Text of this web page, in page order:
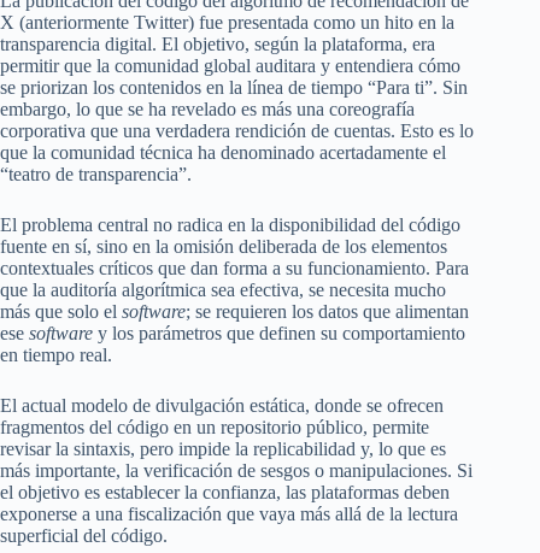
X (anteriormente Twitter) fue presentada como un hito en la
transparencia digital. El objetivo, según la plataforma, era
permitir que la comunidad global auditara y entendiera cómo
se priorizan los contenidos en la línea de tiempo “Para ti”. Sin
embargo, lo que se ha revelado es más una coreografía
corporativa que una verdadera rendición de cuentas. Esto es lo
que la comunidad técnica ha denominado acertadamente el
“teatro de transparencia”.
El problema central no radica en la disponibilidad del código
fuente en sí, sino en la omisión deliberada de los elementos
contextuales críticos que dan forma a su funcionamiento. Para
que la auditoría algorítmica sea efectiva, se necesita mucho
más que solo el software; se requieren los datos que alimentan
ese software y los parámetros que definen su comportamiento
en tiempo real.
El actual modelo de divulgación estática, donde se ofrecen
fragmentos del código en un repositorio público, permite
revisar la sintaxis, pero impide la replicabilidad y, lo que es
más importante, la verificación de sesgos o manipulaciones. Si
el objetivo es establecer la confianza, las plataformas deben
exponerse a una fiscalización que vaya más allá de la lectura
superficial del código.